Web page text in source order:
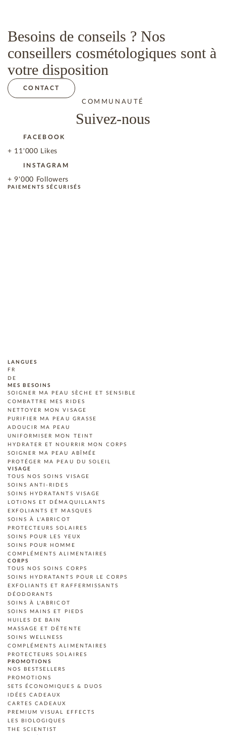
Besoins de conseils ? Nos
conseillers cosmétologiques sont à
votre disposition
CONTACT
COMMUNAUTÉ
Suivez-nous
FACEBOOK
+ 11'000 Likes
INSTAGRAM
+ 9'000 Followers
PAIEMENTS SÉCURISÉS
LANGUES
FR
DE
MES BESOINS
SOIGNER MA PEAU SÈCHE ET SENSIBLE
COMBATTRE MES RIDES
NETTOYER MON VISAGE
PURIFIER MA PEAU GRASSE
ADOUCIR MA PEAU
UNIFORMISER MON TEINT
HYDRATER ET NOURRIR MON CORPS
SOIGNER MA PEAU ABÎMÉE
PROTÉGER MA PEAU DU SOLEIL
VISAGE
TOUS NOS SOINS VISAGE
SOINS ANTI-RIDES
SOINS HYDRATANTS VISAGE
LOTIONS ET DÉMAQUILLANTS
EXFOLIANTS ET MASQUES
SOINS À L'ABRICOT
PROTECTEURS SOLAIRES
SOINS POUR LES YEUX
SOINS POUR HOMME
COMPLÉMENTS ALIMENTAIRES
CORPS
TOUS NOS SOINS CORPS
SOINS HYDRATANTS POUR LE CORPS
EXFOLIANTS ET RAFFERMISSANTS
DÉODORANTS
SOINS À L'ABRICOT
SOINS MAINS ET PIEDS
HUILES DE BAIN
MASSAGE ET DÉTENTE
SOINS WELLNESS
COMPLÉMENTS ALIMENTAIRES
PROTECTEURS SOLAIRES
PROMOTIONS
NOS BESTSELLERS
PROMOTIONS
SETS ÉCONOMIQUES & DUOS
IDÉES CADEAUX
CARTES CADEAUX
PREMIUM VISUAL EFFECTS
LES BIOLOGIQUES
THE SCIENTIST